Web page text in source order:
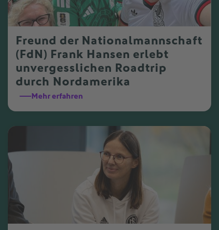
Freund der Nationalmannschaft
(FdN) Frank Hansen erlebt
unvergesslichen Roadtrip
durch Nordamerika
Mehr erfahren